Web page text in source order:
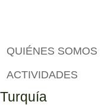
QUIÉNES SOMOS
ACTIVIDADES
Turquía